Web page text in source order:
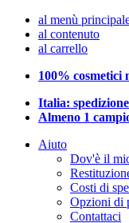
al menù
al contenuto
al carrello
100% cosmetici
Italia:
Almeno 1
Aiuto
Dov'è il
Costi di
Opzioni di
Contattaci